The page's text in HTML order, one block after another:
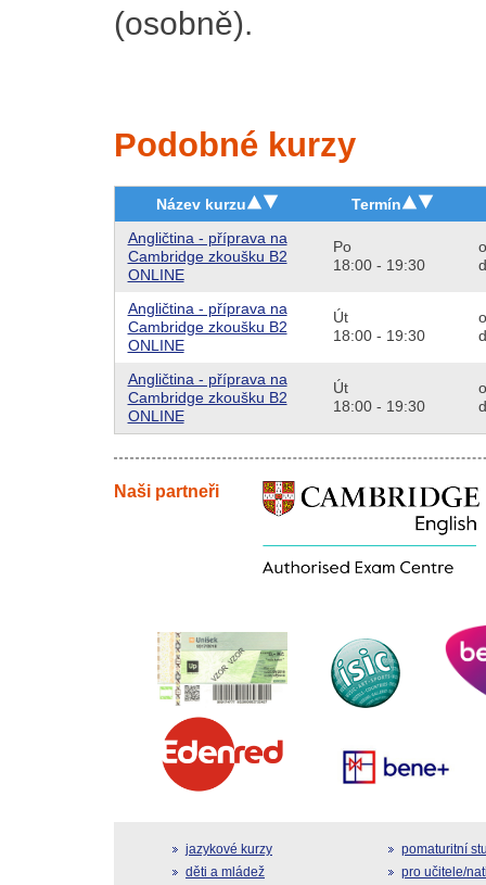
(osobně).
Podobné kurzy
Název kurzu
Termín
Angličtina - příprava na
Cambridge zkoušku B2
ONLINE
Po
18:00 - 19:30
Angličtina - příprava na
Cambridge zkoušku B2
ONLINE
Út
18:00 - 19:30
Angličtina - příprava na
Cambridge zkoušku B2
ONLINE
Út
18:00 - 19:30
Naši partneři
jazykové kurzy
děti a mládež
pomaturitní
pro učitele/